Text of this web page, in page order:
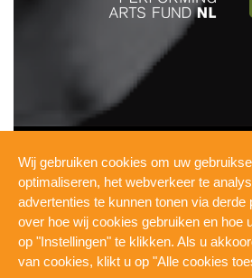
INFO
PRESSKIT
TECHNICAL
PRIVACY
COOKIES
WERKEN BIJ DE
Wij gebruiken cookies om uw
optimaliseren, het webverkeer te
advertenties te kunnen tonen via derde
over hoe wij cookies gebruiken en hoe
op "Instellingen" te klikken. Als u
van cookies, klikt u op "Alle cookies